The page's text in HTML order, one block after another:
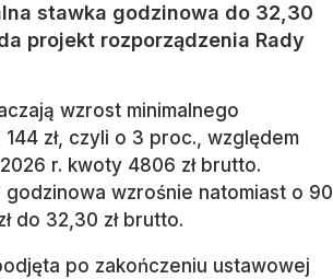
stawka godzinowa do 32,30
projekt rozporządzenia Rady
wzrost minimalnego
zł, czyli o 3 proc., względem
r. kwoty 4806 zł brutto.
godzinowa wzrośnie natomiast o 90
do 32,30 zł brutto.
po zakończeniu ustawowej